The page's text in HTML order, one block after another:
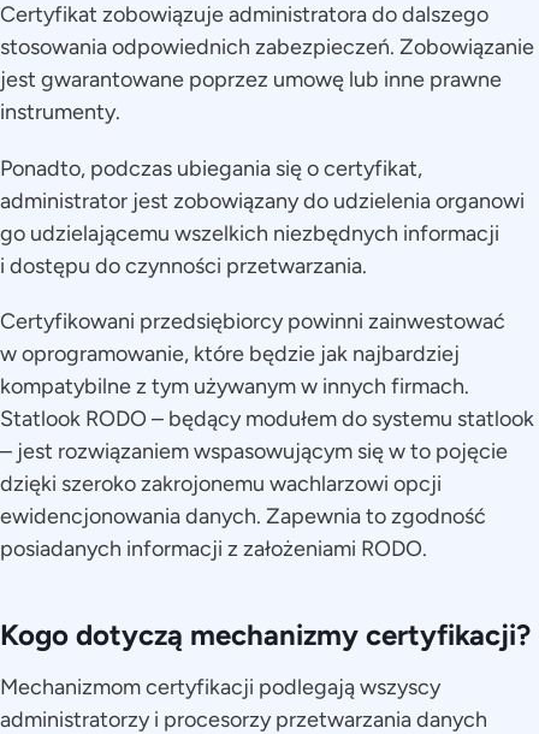
Certyfikat zobowiązuje administratora do dalszego
stosowania odpowiednich zabezpieczeń. Zobowiązanie
jest gwarantowane poprzez umowę lub inne prawne
instrumenty.
Ponadto, podczas ubiegania się o certyfikat,
administrator jest zobowiązany do udzielenia organowi
go udzielającemu wszelkich niezbędnych informacji
i dostępu do czynności przetwarzania.
Certyfikowani przedsiębiorcy powinni zainwestować
w oprogramowanie, które będzie jak najbardziej
kompatybilne z tym używanym w innych firmach.
Statlook RODO – będący modułem do systemu statlook
– jest rozwiązaniem wspasowującym się w to pojęcie
dzięki szeroko zakrojonemu wachlarzowi opcji
ewidencjonowania danych. Zapewnia to zgodność
posiadanych informacji z założeniami RODO.
Kogo dotyczą mechanizmy certyfikacji?
Mechanizmom certyfikacji podlegają wszyscy
administratorzy i procesorzy przetwarzania danych